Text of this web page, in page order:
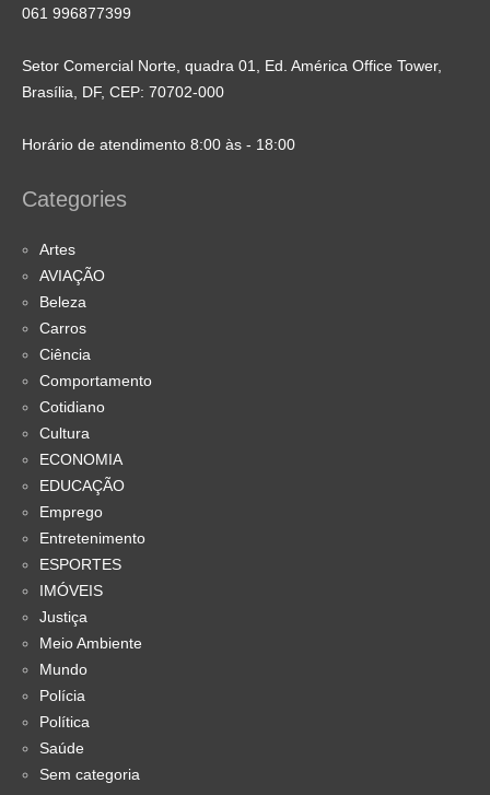
061 996877399
Setor Comercial Norte, quadra 01, Ed. América Office Tower,
Brasília, DF, CEP: 70702-000
Horário de atendimento 8:00 às - 18:00
Categories
Artes
AVIAÇÃO
Beleza
Carros
Ciência
Comportamento
Cotidiano
Cultura
ECONOMIA
EDUCAÇÃO
Emprego
Entretenimento
ESPORTES
IMÓVEIS
Justiça
Meio Ambiente
Mundo
Polícia
Política
Saúde
Sem categoria